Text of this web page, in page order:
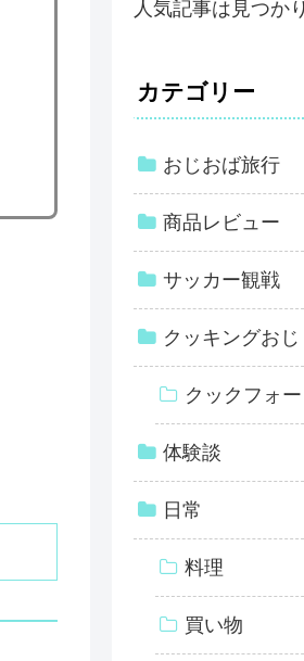
人気記事は見つか
カテゴリー
おじおば旅行
商品レビュー
サッカー観戦
クッキングおじ
クックフォ
体験談
日常
料理
買い物